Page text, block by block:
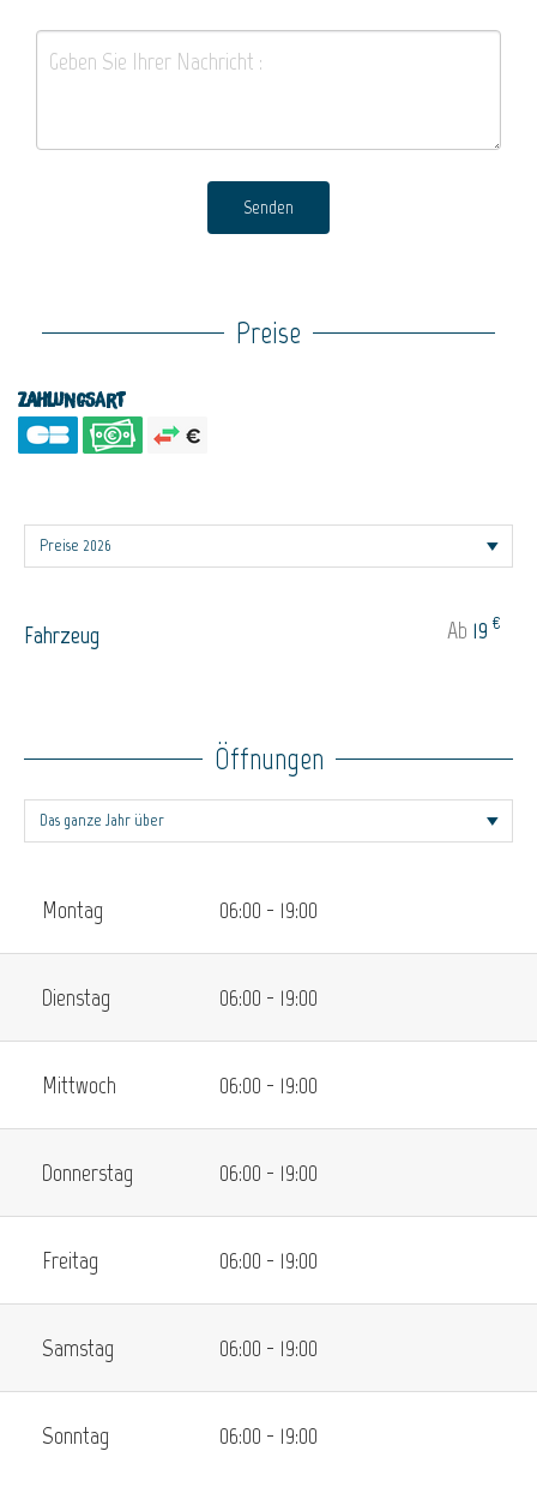
Senden
Preise
Zahlungsart
Fahrzeug Ab 19 €
Öffnungen
Montag 06:00 - 19:00
Dienstag 06:00 - 19:00
Mittwoch 06:00 - 19:00
Donnerstag 06:00 - 19:00
Freitag 06:00 - 19:00
Samstag 06:00 - 19:00
Sonntag 06:00 - 19:00